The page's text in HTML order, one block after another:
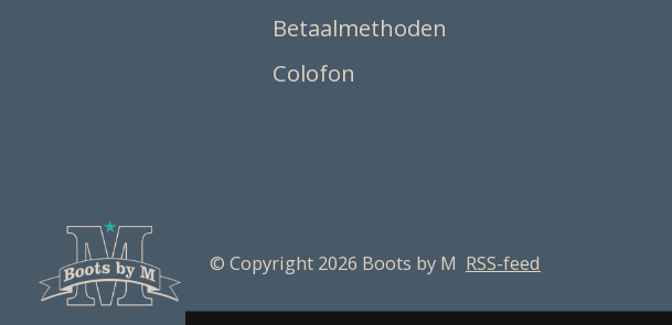
Betaalmethoden
Colofon
© Copyright 2026 Boots by M RSS-feed